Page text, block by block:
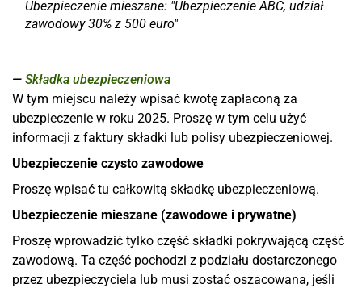
Ubezpieczenie mieszane: "Ubezpieczenie ABC, udział
zawodowy 30% z 500 euro"
Składka ubezpieczeniowa
W tym miejscu należy wpisać kwotę zapłaconą za
ubezpieczenie w roku 2025. Proszę w tym celu użyć
informacji z faktury składki lub polisy ubezpieczeniowej.
Ubezpieczenie czysto zawodowe
Proszę wpisać tu całkowitą składkę ubezpieczeniową.
Ubezpieczenie mieszane (zawodowe i prywatne)
Proszę wprowadzić tylko część składki pokrywającą część
zawodową. Ta część pochodzi z podziału dostarczonego
przez ubezpieczyciela lub musi zostać oszacowana, jeśli